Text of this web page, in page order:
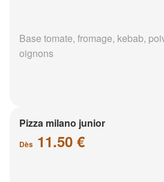
Base tomate, fromage, kebab,
oignons
Pizza milano junior
Dès 11.50 €